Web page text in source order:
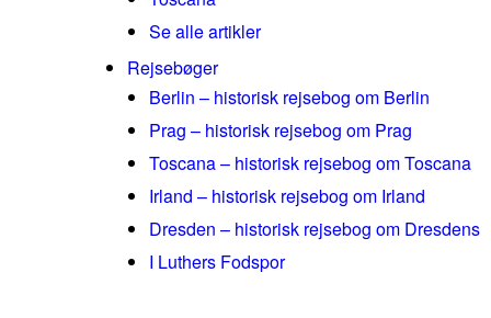
Se alle artikler
Rejsebøger
Berlin – historisk rejsebog om Berlin
Prag – historisk rejsebog om Prag
Toscana – historisk rejsebog om Toscana
Irland – historisk rejsebog om Irland
Dresden – historisk rejsebog om Dresdens
I Luthers Fodspor